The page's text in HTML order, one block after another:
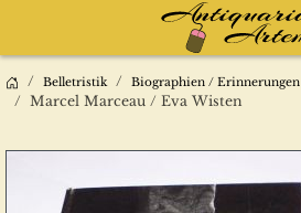
Belletristik Biographien / Erinnerungen
Marcel Marceau / Eva Wisten